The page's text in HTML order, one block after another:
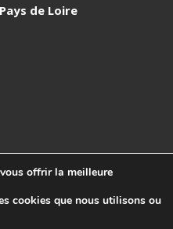
de Loire
Pays de Loire -
offrir la meilleure
cookies que nous utilisons ou